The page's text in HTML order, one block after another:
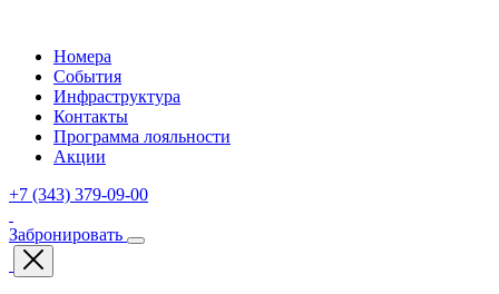
Номера
События
Инфраструктура
Контакты
Программа лояльности
Акции
+7 (343) 379-09-00
Забронировать